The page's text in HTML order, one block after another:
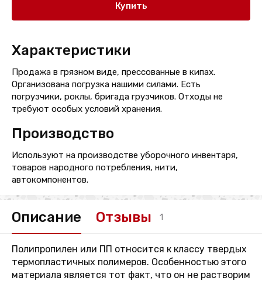
Купить
Характеристики
Продажа в грязном виде, прессованные в кипах.
Организована погрузка нашими силами. Есть
погрузчики, роклы, бригада грузчиков. Отходы не
требуют особых условий хранения.
Производство
Используют на производстве уборочного инвентаря,
товаров народного потребления, нити,
автокомпонентов.
Описание Отзывы 1
Полипропилен или ПП относится к классу твердых
термопластичных полимеров. Особенностью этого
материала является тот факт, что он не растворим